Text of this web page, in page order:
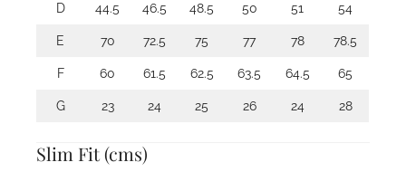
D 44.5 46.5 48.5 50 51 54
E 70 72.5 75 77 78 78.5
F 60 61.5 62.5 63.5 64.5 65
G 23 24 25 26 24 28
Slim Fit (cms)